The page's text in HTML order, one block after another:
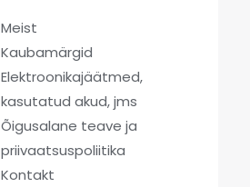
Meist
Kaubamärgid
Elektroonikajäätmed,
kasutatud akud, jms
Õigusalane teave ja
priivaatsuspoliitika
Kontakt